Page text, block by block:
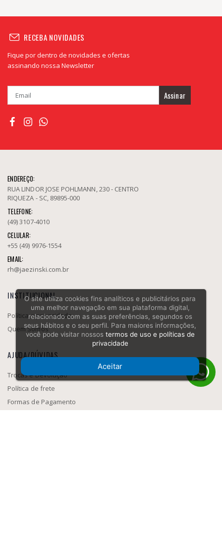
RECEBA NOVIDADES
Fique por dentro de novidades e ofertas
assinando nossa Newsletter
Assinar
ENDEREÇO:
RUA LINDOR JOSE POHLMANN, 230 - CENTRO
RIQUEZA - SC, 89895-000
TELEFONE:
(49) 3107-4010
CELULAR:
+55 (49) 9976-1554
EMAIL:
rh@jaezinski.com.br
INSTITUCIONAL
Política e privacidade
Quem Somos
AJUDA/DÚVIDAS
Trocas e Devolução
Política de frete
Formas de Pagamento
O site utiliza cookies fins analíticos e publicitários para
uma melhor navegação em sua plataforma digital,
relacionado com as suas preferências, segundos os
seus hábitos e o seu perfil. Para maiores informações,
você pode visitar nossos termos de uso e políticas de
privacidade
Aceitar